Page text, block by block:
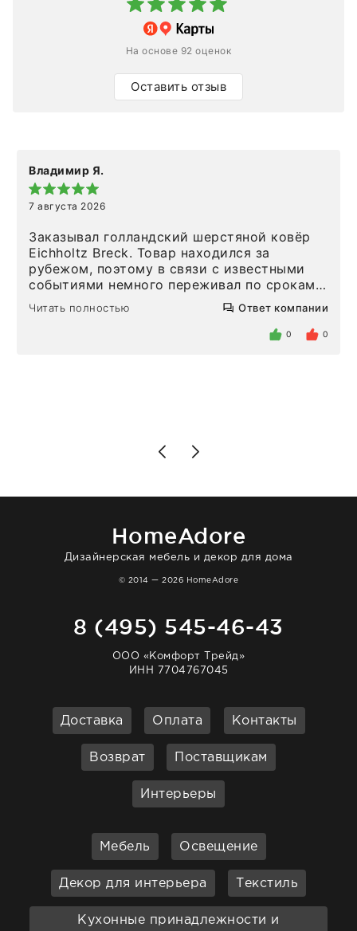
На основе 92 оценок
Оставить отзыв
Владимир Я.
7 августа 2026
Заказывал голландский шерстяной ковёр
Eichholtz Breck. Товар находился за
рубежом, поэтому в связи с известными
событиями немного переживал по срокам.
Но homeadore привезли ровно в
определенное в договоре время, без
то качество выше всяких похвал. Выглядит
Читать полностью Ответ компании
0 0
HomeAdore
Дизайнерская мебель и декор для дома
© 2014 — 2026 HomeAdore
8 (495) 545-46-43
ООО «Комфорт Трейд»
ИНН 7704767045
Доставка Оплата Контакты
Возврат Поставщикам
Интерьеры
Мебель Освещение
Декор для интерьера Текстиль
Кухонные принадлежности и